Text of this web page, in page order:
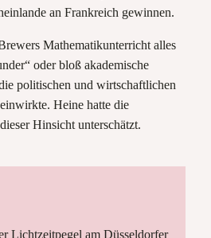
an Frankreich gewinnen.
Mathematikunterricht alles
oder bloß akademische
politischen und wirtschaftlichen
Heine hatte die
Hinsicht unterschätzt.
Lichtzeitpegel am Düsseldorfer